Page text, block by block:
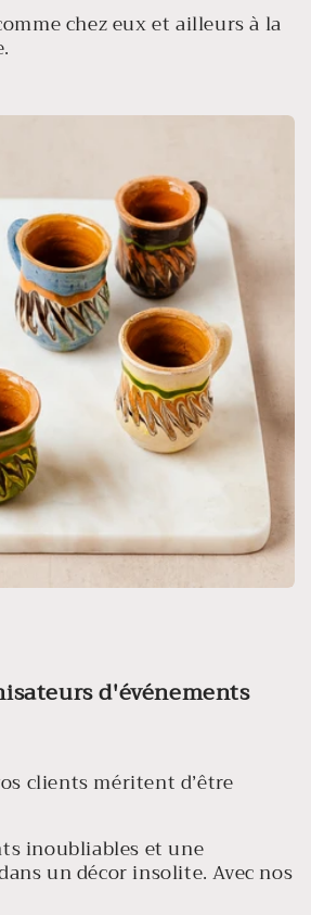
chez eux et ailleurs à la
d'événements
clients méritent d’être
inoubliables et une
un décor insolite. Avec nos